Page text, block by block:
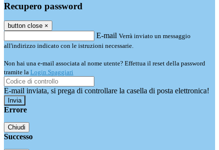
Recupero password
button close ×
E-mail Verrà inviato un messaggio
all'indirizzo indicato con le istruzioni necessarie.
Non hai una e-mail associata al nome utente? Effettua il reset della password
tramite la Login Spaggiari
E-mail inviata, si prega di controllare la casella di posta elettronica!
Errore
Chiudi
Successo